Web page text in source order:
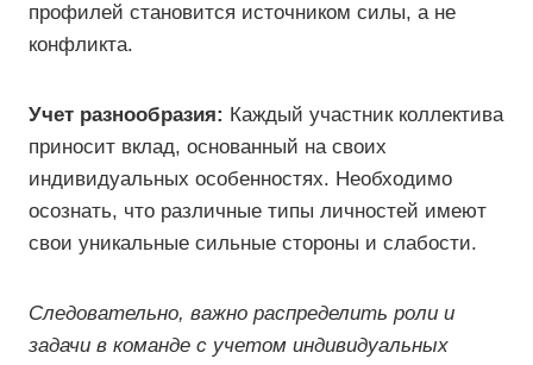
профилей становится источником силы, а не
конфликта.
Учет разнообразия: Каждый участник коллектива
приносит вклад, основанный на своих
индивидуальных особенностях. Необходимо
осознать, что различные типы личностей имеют
свои уникальные сильные стороны и слабости.
Следовательно, важно распределить роли и
задачи в команде с учетом индивидуальных